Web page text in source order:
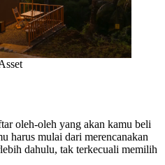
oleh-oleh yang akan kamu beli
harus mulai dari merencanakan
dahulu, tak terkecuali memilih